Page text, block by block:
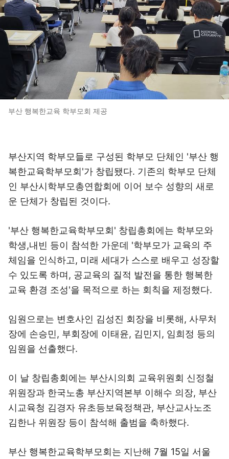
부산 행복한교육 학부모회 제공
부산지역 학부모들로 구성된 학부모 단체인 '부산 행
복한교육학부모회'가 창립됐다. 기존의 학부모 단체
인 부산시학부모총연합회에 이어 보수 성향의 새로
운 단체가 창립된 것이다.
'부산 행복한교육학부모회' 창립총회에는 학부모와
학생,내빈 등이 참석한 가운데 '학부모가 교육의 주
체임을 인식하고, 미래 세대가 스스로 배우고 성장할
수 있도록 하며, 공교육의 질적 발전을 통한 행복한
교육 환경 조성'을 목적으로 하는 회칙을 제정했다.
임원으로는 변호사인 김성진 회장을 비롯해, 사무처
장에 손승민, 부회장에 이태윤, 김민지, 임희정 등의
임원을 선출했다.
이 날 창립총회에는 부산시의회 교육위원회 신정철
위원장과 한국노총 부산지역본부 이해수 의장, 부산
시교육청 김경자 유초등보육정책관, 부산교사노조
김한나 위원장 등이 참석해 출범을 축하했다.
부산 행복한교육학부모회는 지난해 7월 15일 서울